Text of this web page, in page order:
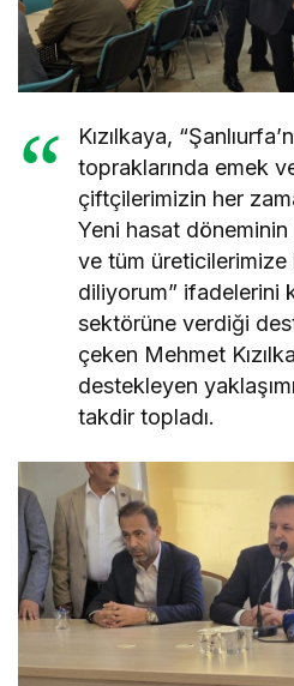
Kızılkaya,
topraklarında emek
çiftçilerimizin her
Yeni hasat
ve tüm üreticilerimize
diliyorum” ifadelerini
sektörüne verdiği
çeken Mehmet
destekleyen
takdir topladı.